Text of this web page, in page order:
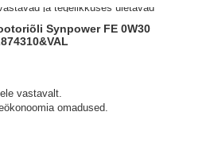
874310&VAL
ja tegelikkuses ületavad
on seatud autotootjate poolt.
nii tava- kui ka
ja bensiinimootoritele
mootorites.
väljatöötatud spetsiaalselt Volvo
vastavalt.
omadused.